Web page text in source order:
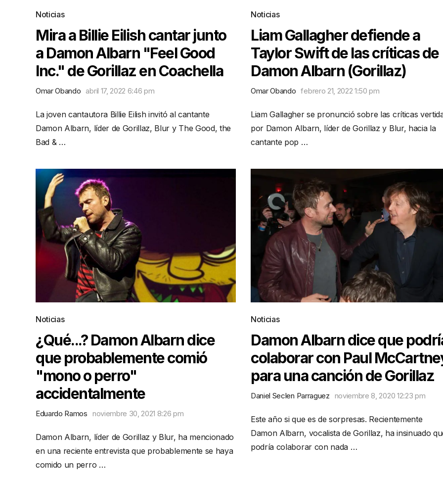
Noticias
Mira a Billie Eilish cantar junto
a Damon Albarn "Feel Good
Inc." de Gorillaz en Coachella
Omar Obando abril 17, 2022 6:46 pm
La joven cantautora Billie Eilish invitó al cantante
Damon Albarn, líder de Gorillaz, Blur y The Good, the
Bad & …
Noticias
Liam Gallagher defiende a
Taylor Swift de las críticas de
Damon Albarn (Gorillaz)
Omar Obando febrero 21, 2022 1:50 pm
Liam Gallagher se pronunció sobre las críticas
por Damon Albarn, líder de Gorillaz y Blur, hacia la
cantante pop …
Noticias
¿Qué...? Damon Albarn dice
que probablemente comió
"mono o perro"
accidentalmente
Eduardo Ramos noviembre 30, 2021 8:26 pm
Damon Albarn, líder de Gorillaz y Blur, ha mencionado
en una reciente entrevista que probablemente se haya
comido un perro …
Noticias
Damon Albarn dice que
colaborar con Paul
para una canción de Gorillaz
Daniel Seclen Parraguez noviembre 8, 2020 12:23 pm
Este año si que es de sorpresas. Recientemente
Damon Albarn, vocalista de Gorillaz, ha insinuado
podría colaborar con nada …